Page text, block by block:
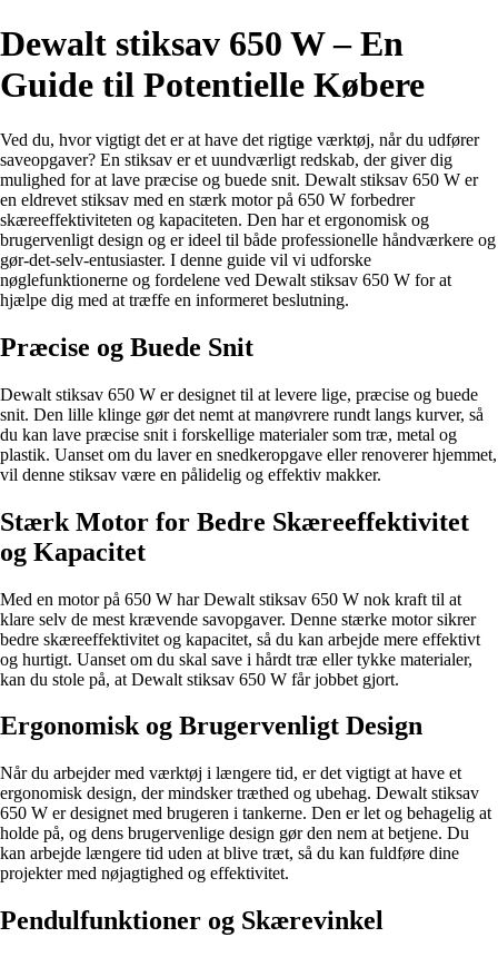
Dewalt stiksav 650 W – En
Guide til Potentielle Købere
Ved du, hvor vigtigt det er at have det rigtige værktøj, når du udfører
saveopgaver? En stiksav er et uundværligt redskab, der giver dig
mulighed for at lave præcise og buede snit. Dewalt stiksav 650 W er
en eldrevet stiksav med en stærk motor på 650 W forbedrer
skæreeffektiviteten og kapaciteten. Den har et ergonomisk og
brugervenligt design og er ideel til både professionelle håndværkere og
gør-det-selv-entusiaster. I denne guide vil vi udforske
nøglefunktionerne og fordelene ved Dewalt stiksav 650 W for at
hjælpe dig med at træffe en informeret beslutning.
Præcise og Buede Snit
Dewalt stiksav 650 W er designet til at levere lige, præcise og buede
snit. Den lille klinge gør det nemt at manøvrere rundt langs kurver, så
du kan lave præcise snit i forskellige materialer som træ, metal og
plastik. Uanset om du laver en snedkeropgave eller renoverer hjemmet,
vil denne stiksav være en pålidelig og effektiv makker.
Stærk Motor for Bedre Skæreeffektivitet
og Kapacitet
Med en motor på 650 W har Dewalt stiksav 650 W nok kraft til at
klare selv de mest krævende savopgaver. Denne stærke motor sikrer
bedre skæreeffektivitet og kapacitet, så du kan arbejde mere effektivt
og hurtigt. Uanset om du skal save i hårdt træ eller tykke materialer,
kan du stole på, at Dewalt stiksav 650 W får jobbet gjort.
Ergonomisk og Brugervenligt Design
Når du arbejder med værktøj i længere tid, er det vigtigt at have et
ergonomisk design, der mindsker træthed og ubehag. Dewalt stiksav
650 W er designet med brugeren i tankerne. Den er let og behagelig at
holde på, og dens brugervenlige design gør den nem at betjene. Du
kan arbejde længere tid uden at blive træt, så du kan fuldføre dine
projekter med nøjagtighed og effektivitet.
Pendulfunktioner og Skærevinkel